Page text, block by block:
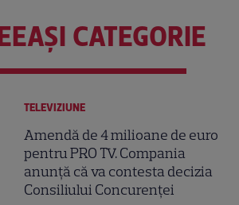
CATEGORIE
TELEVIZIUNE
Amendă de 4 milioane de euro
pentru PRO TV. Compania
anunță că va contesta decizia
Consiliului Concurenței